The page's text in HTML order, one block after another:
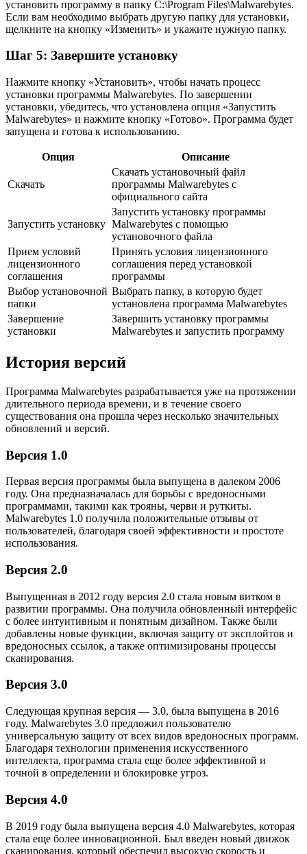
установить программу в папку C:\Program Files\Malwarebytes.
Если вам необходимо выбрать другую папку для установки,
щелкните на кнопку «Изменить» и укажите нужную папку.
Шаг 5: Завершите установку
Нажмите кнопку «Установить», чтобы начать процесс
установки программы Malwarebytes. По завершении
установки, убедитесь, что установлена опция «Запустить
Malwarebytes» и нажмите кнопку «Готово». Программа будет
запущена и готова к использованию.
Опция Описание
Скачать
Скачать установочный файл
программы Malwarebytes с
официального сайта
Запустить установку
Запустить установку программы
Malwarebytes с помощью
установочного файла
Прием условий
лицензионного
соглашения
Принять условия лицензионного
соглашения перед установкой
программы
Выбор установочной
папки
Выбрать папку, в которую будет
установлена программа Malwarebytes
Завершение
установки
Завершить установку программы
Malwarebytes и запустить программу
История версий
Программа Malwarebytes разрабатывается уже на протяжении
длительного периода времени, и в течение своего
существования она прошла через несколько значительных
обновлений и версий.
Версия 1.0
Первая версия программы была выпущена в далеком 2006
году. Она предназначалась для борьбы с вредоносными
программами, такими как трояны, черви и руткиты.
Malwarebytes 1.0 получила положительные отзывы от
пользователей, благодаря своей эффективности и простоте
использования.
Версия 2.0
Выпущенная в 2012 году версия 2.0 стала новым витком в
развитии программы. Она получила обновленный интерфейс
с более интуитивным и понятным дизайном. Также были
добавлены новые функции, включая защиту от эксплойтов и
вредоносных ссылок, а также оптимизированы процессы
сканирования.
Версия 3.0
Следующая крупная версия — 3.0, была выпущена в 2016
году. Malwarebytes 3.0 предложил пользователю
универсальную защиту от всех видов вредоносных программ.
Благодаря технологии применения искусственного
интеллекта, программа стала еще более эффективной и
точной в определении и блокировке угроз.
Версия 4.0
В 2019 году была выпущена версия 4.0 Malwarebytes, которая
стала еще более инновационной. Был введен новый движок
сканирования, который обеспечил высокую скорость и